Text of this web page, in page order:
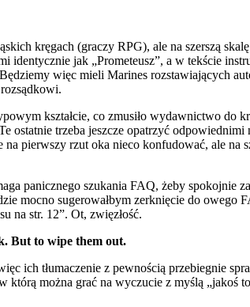
kręgach (graczy RPG), ale na szerszą
jak „Prometeusz”, a w tekście
więc mieli Marines rozstawiających
kształcie, co zmusiło wydawnictwo
ostatnie trzeba jeszcze opatrzyć
pierwszy rzut oka nieco konfudować, ale
panicznego szukania FAQ, żeby
mocno sugerowałbym zerknięcie do
na str. 12”. Ot, zwięzłość.
But to wipe them out.
ich tłumaczenie z pewnością przebiegnie
którą można grać na wyczucie z myślą „jakoś